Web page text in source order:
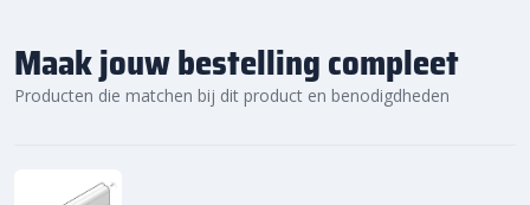
Maak jouw bestelling compleet
Producten die matchen bij dit product en benodigdheden